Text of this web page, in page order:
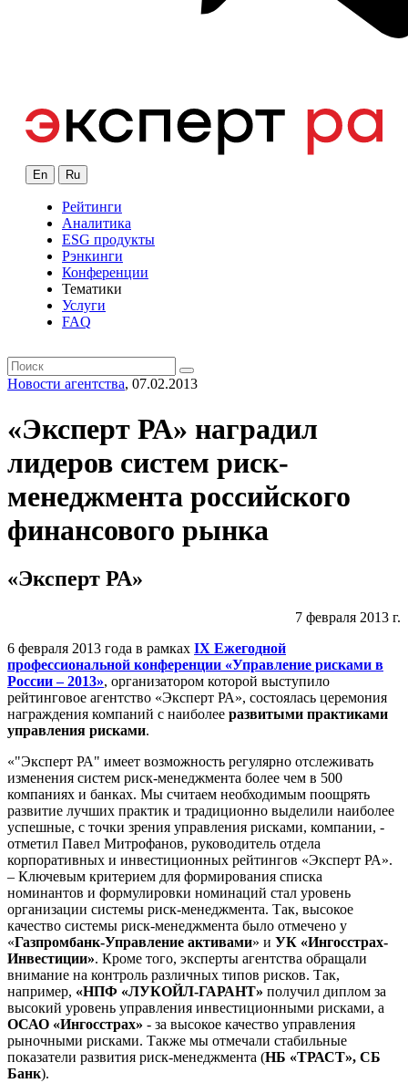
En Ru
Рейтинги
Аналитика
ESG продукты
Рэнкинги
Конференции
Тематики
Услуги
FAQ
Новости агентства, 07.02.2013
«Эксперт РА» наградил
лидеров систем риск-
менеджмента российского
финансового рынка
«Эксперт РА»
7 февраля 2013 г.
6 февраля 2013 года в рамках IX Ежегодной
профессиональной конференции «Управление рисками в
России – 2013», организатором которой выступило
рейтинговое агентство «Эксперт РА», состоялась церемония
награждения компаний с наиболее развитыми практиками
управления рисками.
«"Эксперт РА" имеет возможность регулярно отслеживать
изменения систем риск-менеджмента более чем в 500
компаниях и банках. Мы считаем необходимым поощрять
развитие лучших практик и традиционно выделили наиболее
успешные, с точки зрения управления рисками, компании, -
отметил Павел Митрофанов, руководитель отдела
корпоративных и инвестиционных рейтингов «Эксперт РА».
– Ключевым критерием для формирования списка
номинантов и формулировки номинаций стал уровень
организации системы риск-менеджмента. Так, высокое
качество системы риск-менеджмента было отмечено у
«Газпромбанк-Управление активами» и УК «Ингосстрах-
Инвестиции». Кроме того, эксперты агентства обращали
внимание на контроль различных типов рисков. Так,
например, «НПФ «ЛУКОЙЛ-ГАРАНТ» получил диплом за
высокий уровень управления инвестиционными рисками, а
ОСАО «Ингосстрах» - за высокое качество управления
рыночными рисками. Также мы отмечали стабильные
показатели развития риск-менеджмента (НБ «ТРАСТ», СБ
Банк).